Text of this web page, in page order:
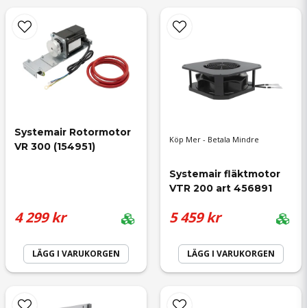
nameNamn
Systemair Rotormotor
VR 300 (154951)
4 299 kr
LÄGG I VARUKORGEN
Köp Mer - Betala Mindre
Systemair fläktmotor
VTR 200 art 456891
5 459 kr
LÄGG I VARUKORGEN